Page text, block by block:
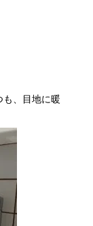
、目地に暖